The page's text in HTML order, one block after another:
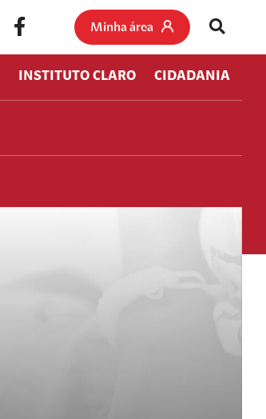
Minha área
INSTITUTO CLARO CIDADANIA